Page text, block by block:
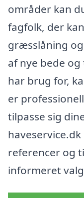
områder kan
fagfolk, der
græsslåning
af nye bede
har brug for,
er
tilpasse sig
referencer og
informeret